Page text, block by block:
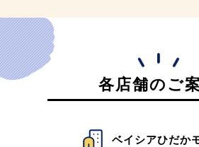
各店舗のご
ベイシアひだか